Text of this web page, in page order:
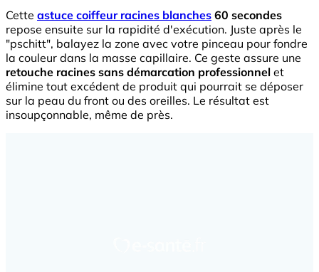
Cette astuce coiffeur racines blanches 60 secondes
repose ensuite sur la rapidité d'exécution. Juste après le
"pschitt", balayez la zone avec votre pinceau pour fondre
la couleur dans la masse capillaire. Ce geste assure une
retouche racines sans démarcation professionnel et
élimine tout excédent de produit qui pourrait se déposer
sur la peau du front ou des oreilles. Le résultat est
insoupçonnable, même de près.